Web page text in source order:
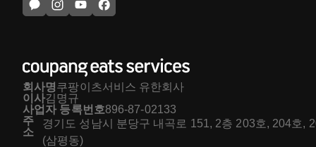
회사명쿠팡이츠서비스 유한회사
이사김명규
사업자 등록번호896-87-02133
주
소
경기도 성남시 분당구 내곡로 151, 2층 203호, 204호,
(삼평동)